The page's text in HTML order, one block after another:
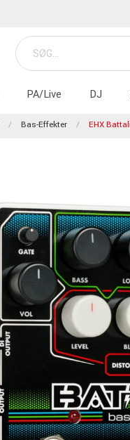
PA/Live DJ
Bas-Effekter EHX